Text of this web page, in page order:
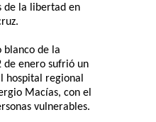
de la libertad en
blanco de la
enero sufrió un
hospital regional
Macías, con el
vulnerables.